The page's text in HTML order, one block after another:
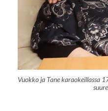
Vuokko ja Tane karaokeillassa